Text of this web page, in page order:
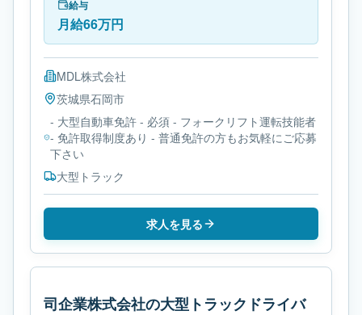
給与
月給66万円
MDL株式会社
茨城県石岡市
- 大型自動車免許 - 必須 - フォークリフト運転技能者
- 免許取得制度あり - 普通免許の方もお気軽にご応募
下さい
大型トラック
求人を見る
司企業株式会社の大型トラックドライバ